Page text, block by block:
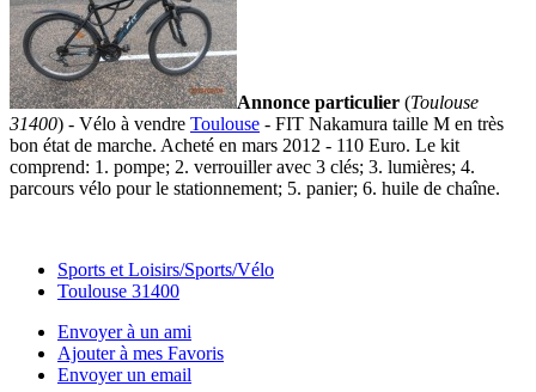
Annonce particulier (Toulouse
31400) - Vélo à vendre Toulouse - FIT Nakamura taille M en très
bon état de marche. Acheté en mars 2012 - 110 Euro. Le kit
comprend: 1. pompe; 2. verrouiller avec 3 clés; 3. lumières; 4.
parcours vélo pour le stationnement; 5. panier; 6. huile de chaîne.
Sports et Loisirs/Sports/Vélo
Toulouse 31400
Envoyer à un ami
Ajouter à mes Favoris
Envoyer un email